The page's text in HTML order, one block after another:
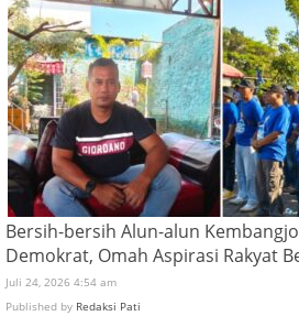
Bersih-bersih Alun-alun
Demokrat, Omah Aspirasi Rakyat
Juli 24, 2026 4:54 am
Published by Redaksi Pati